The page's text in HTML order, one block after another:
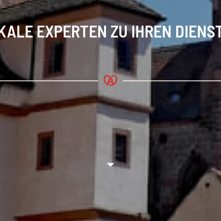
EXPERTEN ZU IHREN